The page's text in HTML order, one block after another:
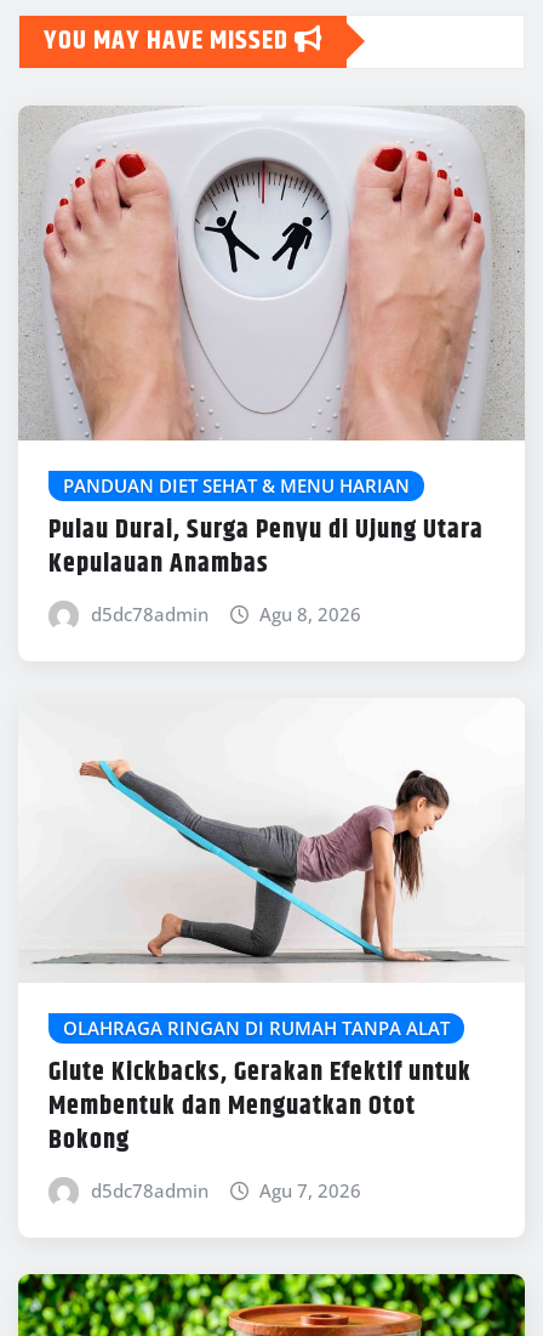
YOU MAY HAVE MISSED
PANDUAN DIET SEHAT & MENU HARIAN
Pulau Durai, Surga Penyu di Ujung Utara
Kepulauan Anambas
d5dc78admin Agu 8, 2026
OLAHRAGA RINGAN DI RUMAH TANPA ALAT
Glute Kickbacks, Gerakan Efektif untuk
Membentuk dan Menguatkan Otot
Bokong
d5dc78admin Agu 7, 2026